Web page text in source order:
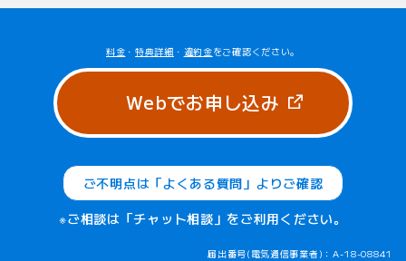
料金 ・特典詳細 ・ 違約金をご確認ください。
Webでお申し込み （新しいタブ
ご不明点は「よくある質問」よりご確認
※ご相談は「チャット相談」をご利用ください。
届出番号(電気通信事業者)：A-18-08841